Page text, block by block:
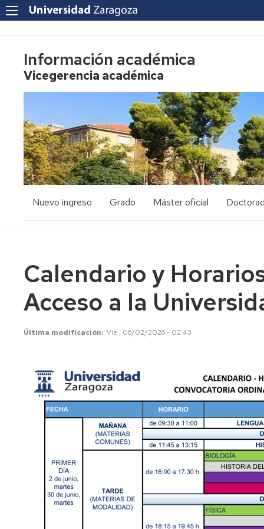
Información académica
Vicegerencia académica
Nuevo ingreso
25
años
Mayores
45
años
Admisión
grados
universidad
estudios
Grado
Información
Matrícula
Permanencia
y
Transferencia
de
Movilidad
Internacional
Nacional
Legislación
y
formularios
Máster oficial
Información
académica
Matrícula
Movilidad
Nacional
Reconocimiento
Transferencia
de
créditos
Legislación
y
formularios
Calendario y
Acceso a la
Última modificación Vie , 06/02/2026 - 02:43